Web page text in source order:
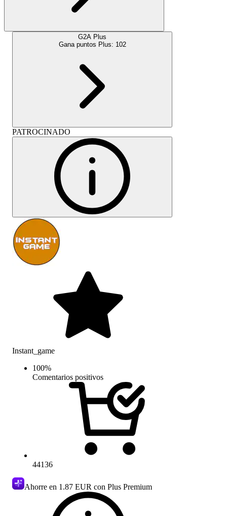
G2A Plus
Gana puntos Plus: 102
PATROCINADO
Instant_game
100%
Comentarios positivos
44136
Ahorre en 1.87 EUR con Plus Premium